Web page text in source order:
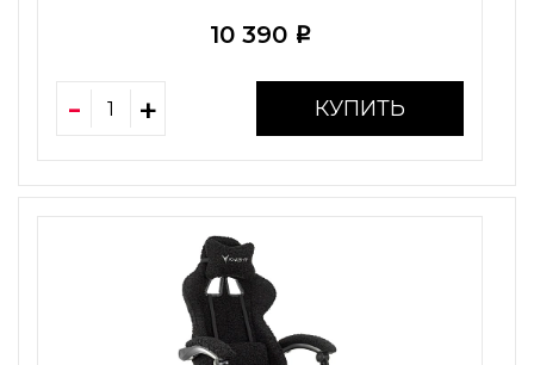
10 390 i
КУПИТЬ